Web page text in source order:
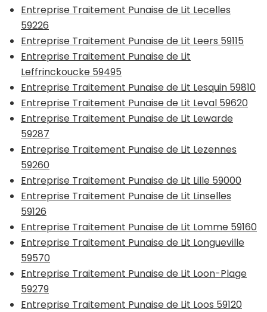
Entreprise Traitement Punaise de Lit Lecelles
59226
Entreprise Traitement Punaise de Lit Leers 59115
Entreprise Traitement Punaise de Lit
Leffrinckoucke 59495
Entreprise Traitement Punaise de Lit Lesquin 59810
Entreprise Traitement Punaise de Lit Leval 59620
Entreprise Traitement Punaise de Lit Lewarde
59287
Entreprise Traitement Punaise de Lit Lezennes
59260
Entreprise Traitement Punaise de Lit Lille 59000
Entreprise Traitement Punaise de Lit Linselles
59126
Entreprise Traitement Punaise de Lit Lomme 59160
Entreprise Traitement Punaise de Lit Longueville
59570
Entreprise Traitement Punaise de Lit Loon-Plage
59279
Entreprise Traitement Punaise de Lit Loos 59120